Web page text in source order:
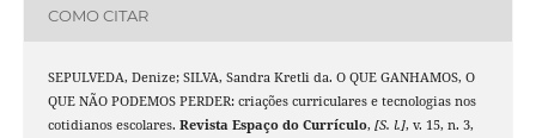
COMO CITAR
SEPULVEDA, Denize; SILVA, Sandra Kretli da. O QUE GANHAMOS, O
QUE NÃO PODEMOS PERDER: criações curriculares e tecnologias nos
cotidianos escolares. Revista Espaço do Currículo, [S. l.], v. 15, n. 3,